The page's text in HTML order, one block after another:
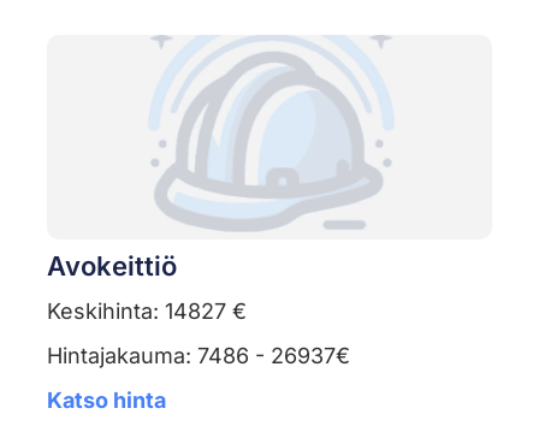
Avokeittiö
Keskihinta: 14827 €
Hintajakauma: 7486 - 26937€
Katso hinta